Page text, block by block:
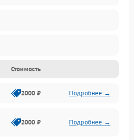
Стоимость
2000 ₽ Подробнее →
2000 ₽ Подробнее →